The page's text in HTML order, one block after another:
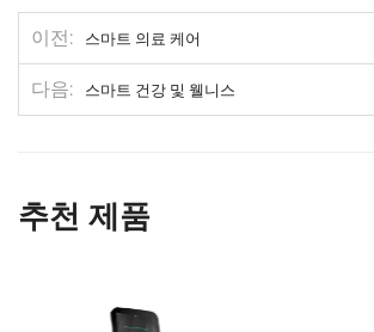
이전 스마트 의료 케어
다음 스마트 건강 및 웰니스
추천 제품